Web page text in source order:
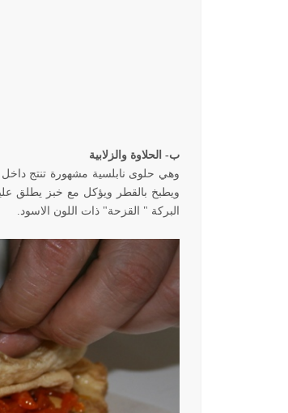
ب- الحلاوة والزلابية
وهي حلوى نابلسية مشهورة تنتج داخل
ويطبخ بالقطر ويؤكل مع خبز يطلق
البركة " القزحة" ذات اللون الاسود.